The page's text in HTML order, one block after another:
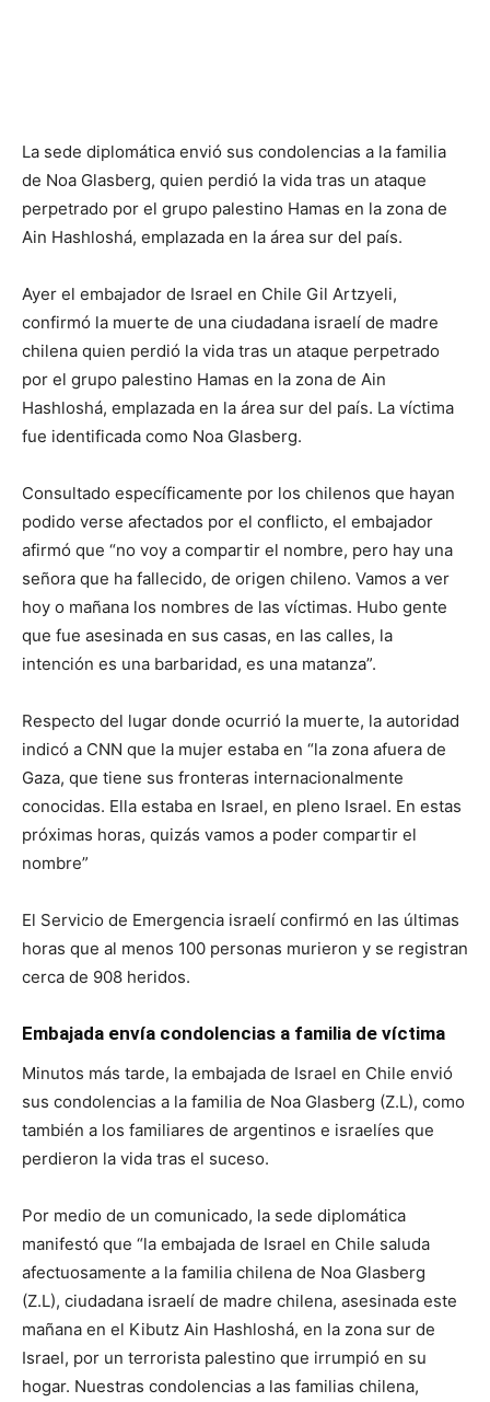
La sede diplomática envió sus condolencias a la familia
de Noa Glasberg, quien perdió la vida tras un ataque
perpetrado por el grupo palestino Hamas en la zona de
Ain Hashloshá, emplazada en la área sur del país.
Ayer el embajador de Israel en Chile Gil Artzyeli,
confirmó la muerte de una ciudadana israelí de madre
chilena quien perdió la vida tras un ataque perpetrado
por el grupo palestino Hamas en la zona de Ain
Hashloshá, emplazada en la área sur del país. La víctima
fue identificada como Noa Glasberg.
Consultado específicamente por los chilenos que hayan
podido verse afectados por el conflicto, el embajador
afirmó que “no voy a compartir el nombre, pero hay una
señora que ha fallecido, de origen chileno. Vamos a ver
hoy o mañana los nombres de las víctimas. Hubo gente
que fue asesinada en sus casas, en las calles, la
intención es una barbaridad, es una matanza”.
Respecto del lugar donde ocurrió la muerte, la autoridad
indicó a CNN que la mujer estaba en “la zona afuera de
Gaza, que tiene sus fronteras internacionalmente
conocidas. Ella estaba en Israel, en pleno Israel. En estas
próximas horas, quizás vamos a poder compartir el
nombre”
El Servicio de Emergencia israelí confirmó en las últimas
horas que al menos 100 personas murieron y se registran
cerca de 908 heridos.
Embajada envía condolencias a familia de víctima
Minutos más tarde, la embajada de Israel en Chile envió
sus condolencias a la familia de Noa Glasberg (Z.L), como
también a los familiares de argentinos e israelíes que
perdieron la vida tras el suceso.
Por medio de un comunicado, la sede diplomática
manifestó que “la embajada de Israel en Chile saluda
afectuosamente a la familia chilena de Noa Glasberg
(Z.L), ciudadana israelí de madre chilena, asesinada este
mañana en el Kibutz Ain Hashloshá, en la zona sur de
Israel, por un terrorista palestino que irrumpió en su
hogar. Nuestras condolencias a las familias chilena,